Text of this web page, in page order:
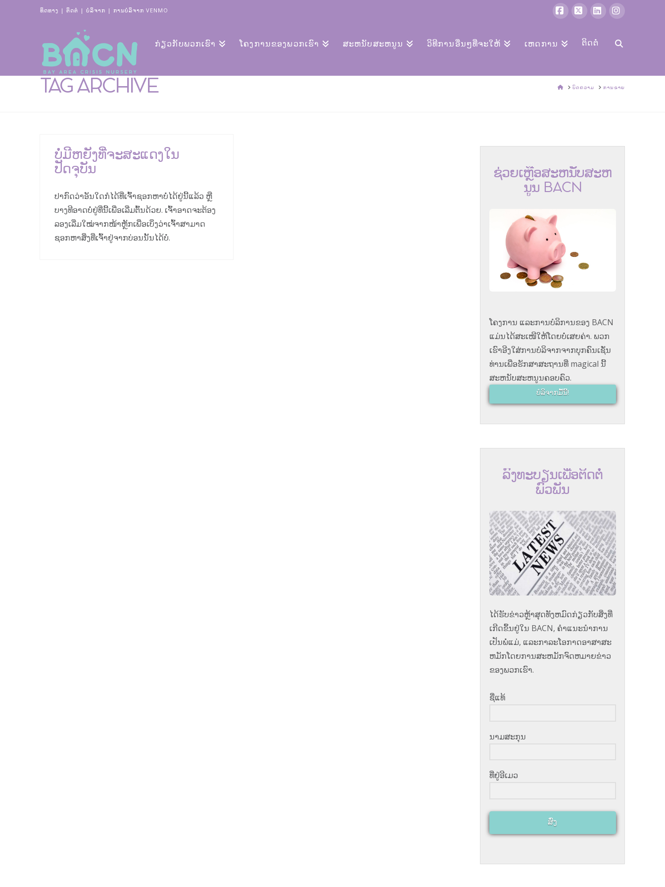
ທິດທາງ | ຕິດຕໍ່ | ບໍ​ລິ​ຈາກ | ການບໍລິຈາກ VENMO
ບຸກ
ກ່ຽວ​ກັບ​ພວກ​ເຮົາ ໂຄງການຂອງພວກເຮົາ ສະຫນັບສະຫນູນ ວິທີການອື່ນໆທີ່ຈະໃຫ້ ເຫດການ ຕິດຕໍ່
TAG ARCHIVE ບ້ານບົດຄວາມ ການຂາຍ
ບໍ່ມີຫຍັງທີ່ຈະສະແດງໃນ
ປັດຈຸບັນ
ປາກົດວ່າອັນໃດກໍໄດ້ທີ່ເຈົ້າຊອກຫາບໍ່ໄດ້ຢູ່ນີ້ແລ້ວ ຫຼື
ບາງທີອາດບໍ່ຢູ່ທີ່ນີ້ເພື່ອເລີ່ມຕົ້ນດ້ວຍ. ເຈົ້າອາດຈະຕ້ອງ
ລອງເລີ່ມໃໝ່ຈາກໜ້າຫຼັກເພື່ອເບິ່ງວ່າເຈົ້າສາມາດ
ຊອກຫາສິ່ງທີ່ເຈົ້າຢູ່ຈາກບ່ອນນັ້ນໄດ້ບໍ່.
ຊ່ວຍ​ເຫຼືອ​ສະ​ຫນັບ​ສະ​ຫ
ນູນ BACN​
ໂຄງການ ແລະການບໍລິການຂອງ BACN
ແມ່ນໄດ້ສະເໜີໃຫ້ໂດຍບໍ່ເສຍຄ່າ. ພວກ
ເຮົາອີງໃສ່ການບໍລິຈາກຈາກບຸກຄົນເຊັ່ນ
ທ່ານເພື່ອຮັກສາສະຖານທີ່ magical ນີ້
ສະຫນັບສະຫນູນຄອບຄົວ.
ບໍລິຈາກມື້ນີ້!
ລົງທະບຽນເພື່ອຕິດຕໍ່
ພົວພັນ
ໄດ້​ຮັບ​ຂ່າວ​ຫຼ້າ​ສຸດ​ທັງ​ຫມົດ​ກ່ຽວ​ກັບ​ສິ່ງ​ທີ່​
ເກີດ​ຂຶ້ນ​ຢູ່​ໃນ BACN​, ຄໍາ​ແນະ​ນໍາ​ການ​
ເປັນ​ພໍ່​ແມ່​, ແລະ​ກາ​ລະ​ໂອ​ກາດ​ອາ​ສາ​ສະ​
ຫມັກ​ໂດຍ​ການ​ສະ​ຫມັກ​ຈົດ​ຫມາຍ​ຂ່າວ​
ຂອງ​ພວກ​ເຮົາ​.
ຊື່​ແທ້
ນາມ​ສະ​ກຸນ
ທີ່​ຢູ່​ອີ​ເມວ
ສົ່ງ